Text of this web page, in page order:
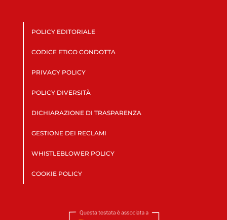
POLICY EDITORIALE
CODICE ETICO CONDOTTA
PRIVACY POLICY
POLICY DIVERSITÀ
DICHIARAZIONE DI TRASPARENZA
GESTIONE DEI RECLAMI
WHISTLEBLOWER POLICY
COOKIE POLICY